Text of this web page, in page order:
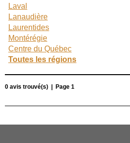
Laval
Lanaudière
Laurentides
Montérégie
Centre du Québec
Toutes les régions
0 avis trouvé(s) | Page 1